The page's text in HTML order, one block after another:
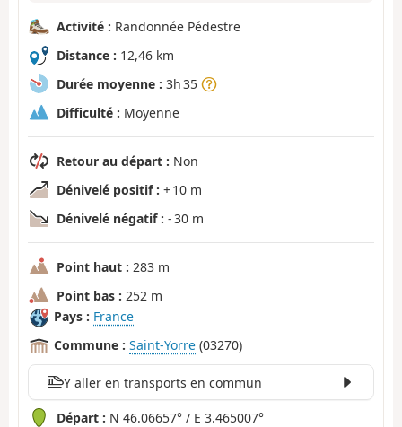
Activité : Randonnée Pédestre
Distance : 12,46 km
Durée moyenne : 3h 35
Difficulté : Moyenne
Retour au départ : Non
Dénivelé positif : + 10 m
Dénivelé négatif : - 30 m
Point haut : 283 m
Point bas : 252 m
Pays : France
Commune : Saint-Yorre (03270)
Y aller en transports en commun
Départ : N 46.06657° / E 3.465007°